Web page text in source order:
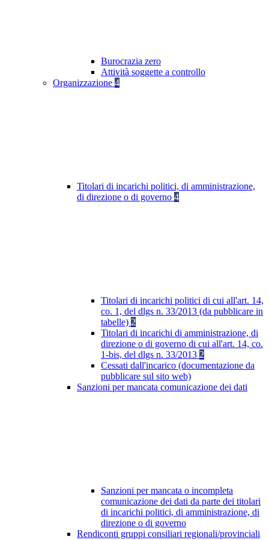
Burocrazia zero
Attività soggette a controllo
Organizzazione 4
Titolari di incarichi politici, di amministrazione,
di direzione o di governo 4
Titolari di incarichi politici di cui all'art. 14,
co. 1, del dlgs n. 33/2013 (da pubblicare in
tabelle) 2
Titolari di incarichi di amministrazione, di
direzione o di governo di cui all'art. 14, co.
1-bis, del dlgs n. 33/2013 2
Cessati dall'incarico (documentazione da
pubblicare sul sito web)
Sanzioni per mancata comunicazione dei dati
Sanzioni per mancata o incompleta
comunicazione dei dati da parte dei titolari
di incarichi politici, di amministrazione, di
direzione o di governo
Rendiconti gruppi consiliari regionali/provinciali